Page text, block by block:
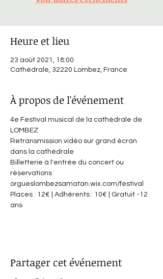
Heure et lieu
23 août 2021, 18:00
Cathédrale, 32220 Lombez, France
À propos de l'événement
4e Festival musical de la cathédrale de
LOMBEZ
Retransmission vidéo sur grand écran
dans la cathédrale
Billetterie à l'entrée du concert ou
réservations
orgueslombezsamatan.wix.com/festival
Places : 12€ | Adhérents : 10€ | Gratuit -12
ans
Partager cet événement